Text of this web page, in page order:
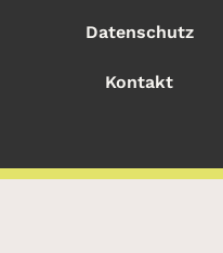
Datenschutz
Kontakt